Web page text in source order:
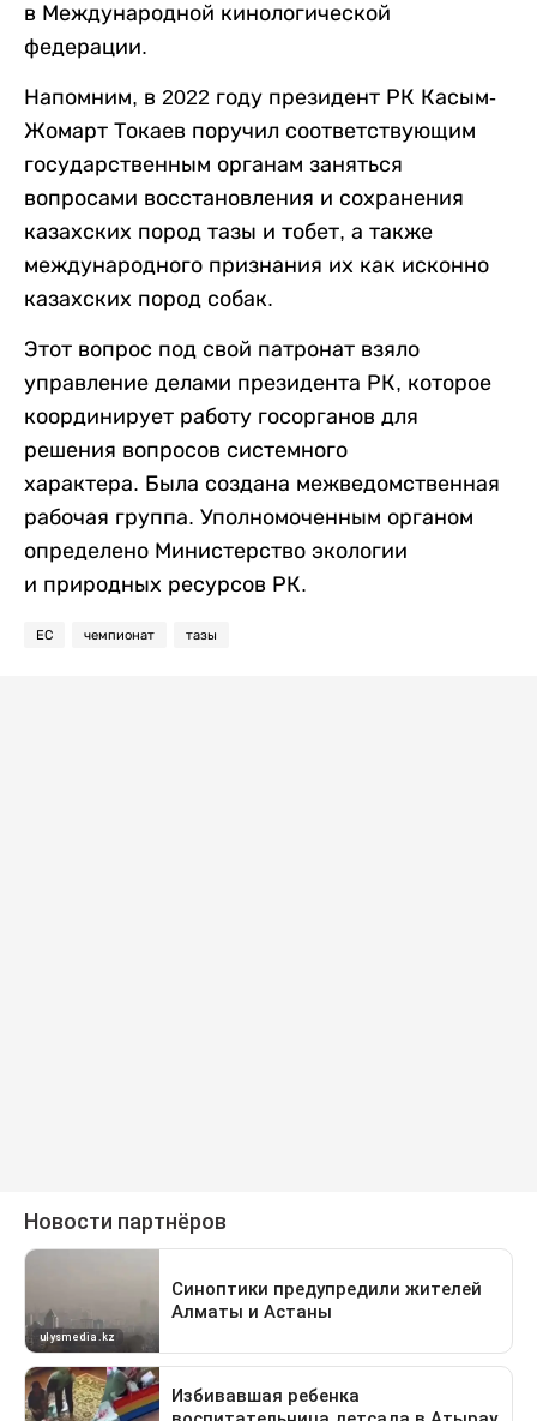
в Международной кинологической
федерации.
Напомним, в 2022 году президент РК Касым-
Жомарт Токаев поручил соответствующим
государственным органам заняться
вопросами восстановления и сохранения
казахских пород тазы и тобет, а также
международного признания их как исконно
казахских пород собак.
Этот вопрос под свой патронат взяло
управление делами президента РК, которое
координирует работу госорганов для
решения вопросов системного
характера. Была создана межведомственная
рабочая группа. Уполномоченным органом
определено Министерство экологии
и природных ресурсов РК.
ЕС чемпионат тазы